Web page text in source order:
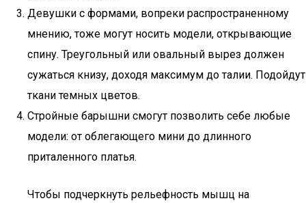
Девушки с формами, вопреки распространенному
мнению, тоже могут носить модели, открывающие
спину. Треугольный или овальный вырез должен
сужаться книзу, доходя максимум до талии. Подойдут
ткани темных цветов.
Стройные барышни смогут позволить себе любые
модели: от облегающего мини до длинного
приталенного платья.
Чтобы подчеркнуть рельефность мышц на